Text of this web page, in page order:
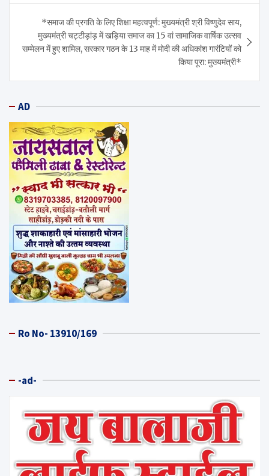
*समाज की प्रगति के लिए शिक्षा महत्वपूर्ण: मुख्यमंत्री श्री विष्णुदेव साय,
मुख्यमंत्री चट्टीड़ांड़ में खड़िया समाज का 15 वां सामाजिक वार्षिक उत्सव
सम्मेलन में हुए शामिल, सरकार गठन के 13 माह में मोदी की अधिकांश गारंटियों को
किया पूरा: मुख्यमंत्री*
AD
Ro No- 13910/169
-ad-